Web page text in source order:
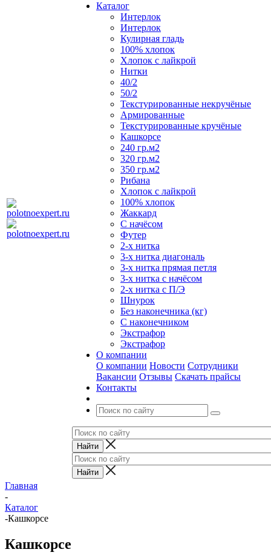
Каталог
Интерлок
Интерлок
Кулирная гладь
100% хлопок
Хлопок с лайкрой
Нитки
40/2
50/2
Текстурированные некручёные
Армированные
Текстурированные кручёные
Кашкорсе
240 гр.м2
320 гр.м2
350 гр.м2
Рибана
Хлопок с лайкрой
100% хлопок
Жаккард
С начёсом
Футер
2-х нитка
3-х нитка диагональ
3-х нитка прямая петля
3-х нитка с начёсом
2-х нитка с П/Э
Шнурок
Без наконечника (кг)
С наконечником
Экстрафор
Экстрафор
О компании
О компании Новости Сотрудники
Вакансии Отзывы Скачать прайсы
Контакты
Главная
-
Каталог
-Кашкорсе
Кашкорсе